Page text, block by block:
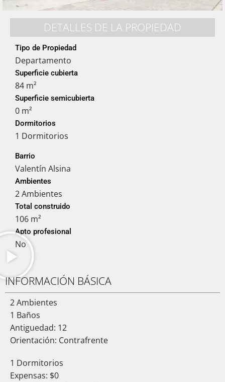
DETALLES DE LA PROPIEDAD
Tipo de Propiedad
Departamento
Superficie cubierta
84 m²
Superficie semicubierta
0 m²
Dormitorios
1 Dormitorios
Barrio
Valentín Alsina
Ambientes
2 Ambientes
Total construido
106 m²
Apto profesional
No
INFORMACIÓN BÁSICA
2 Ambientes
1 Baños
Antiguedad: 12
Orientación: Contrafrente
1 Dormitorios
Expensas: $0